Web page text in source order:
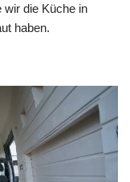
wir die Küche in
haben.